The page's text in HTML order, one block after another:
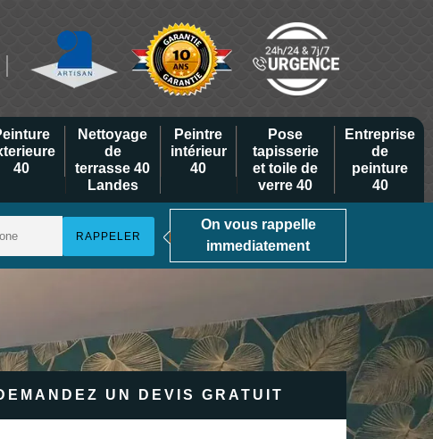
40
Nettoyage
de
terrasse 40
Landes
Peintre
intérieur
40
Pose
tapisserie
et toile de
verre 40
Entreprise
de
peinture
40
On vous rappelle
immediatement
UN DEVIS GRATUIT